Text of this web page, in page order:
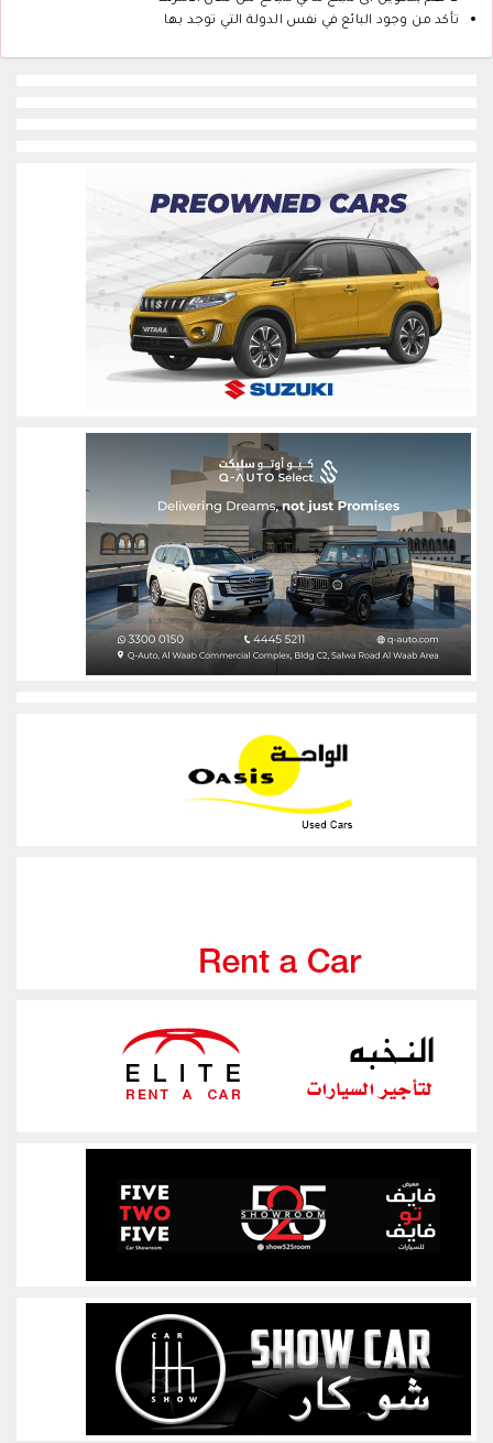
تأكد من وجود البائع في نفس الدولة التي توجد بها